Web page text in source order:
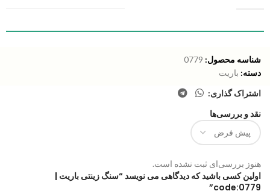
شناسه محصول: 0779
دسته: باریت
اشتراک گذاری:
نقد و بررسی‌ها
هنوز بررسی‌ای ثبت نشده است.
اولین کسی باشید که دیدگاهی می نویسد “سنگ زینتی باریت |
code:0779”